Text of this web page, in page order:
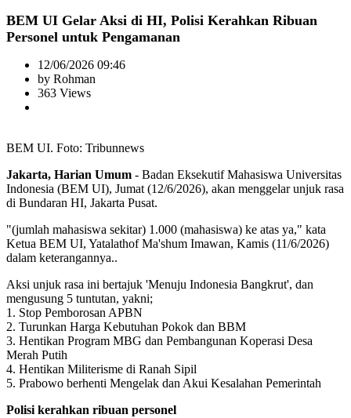
BEM UI Gelar Aksi di HI, Polisi Kerahkan Ribuan
Personel untuk Pengamanan
12/06/2026 09:46
by Rohman
363 Views
BEM UI. Foto: Tribunnews
Jakarta, Harian Umum - Badan Eksekutif Mahasiswa Universitas
Indonesia (BEM UI), Jumat (12/6/2026), akan menggelar unjuk rasa
di Bundaran HI, Jakarta Pusat.
"(jumlah mahasiswa sekitar) 1.000 (mahasiswa) ke atas ya," kata
Ketua BEM UI, Yatalathof Ma'shum Imawan, Kamis (11/6/2026)
dalam keterangannya..
Aksi unjuk rasa ini bertajuk 'Menuju Indonesia Bangkrut', dan
mengusung 5 tuntutan, yakni;
1. Stop Pemborosan APBN
2. Turunkan Harga Kebutuhan Pokok dan BBM
3. Hentikan Program MBG dan Pembangunan Koperasi Desa
Merah Putih
4. Hentikan Militerisme di Ranah Sipil
5. Prabowo berhenti Mengelak dan Akui Kesalahan Pemerintah
Polisi kerahkan ribuan personel